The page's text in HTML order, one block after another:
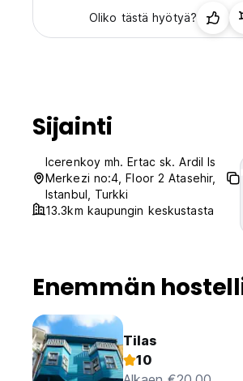
Oliko tästä hyötyä?
Sijainti
Icerenkoy mh. Ertac sk. Ardil Is
Merkezi no:4, Floor 2 Atasehir,
Istanbul, Turkki
13.3km kaupungin keskustasta
Enemmän
Tilas
10